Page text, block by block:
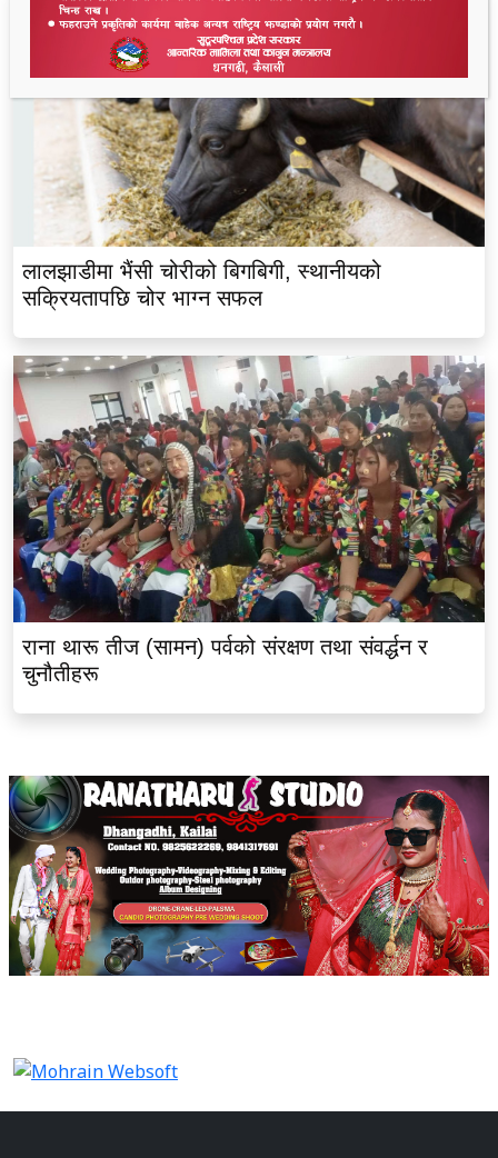
लालझाडीमा भैंसी चोरीको बिगबिगी, स्थानीयको
सक्रियतापछि चोर भाग्न सफल
राना थारू तीज (सामन) पर्वको संरक्षण तथा संवर्द्धन र
चुनौतीहरू